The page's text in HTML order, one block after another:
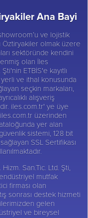
Ana Bayi
ve lojistik
Öztiryakiler olmak üzere
sektöründe kendini
olan İles
ETBİS'e kayıtlı
yerli ve ithal konusunda
seçkin markaları,
alışveriş
iles.com.tr' ye üye
üzerinden
yer alan
sistemi, 128 bit
SSL Sertifikası
San.Tic. Ltd. Şti,
mutfak
firması olan
sonrası destek hizmeti
gelen
ve bireysel